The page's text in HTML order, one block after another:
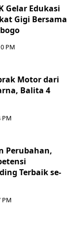
Gelar Edukasi
Gigi Bersama
PM
Motor dari
Balita 4
PM
Perubahan,
Terbaik se-
PM